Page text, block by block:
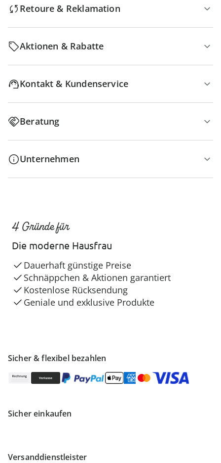
Retoure & Reklamation
Aktionen & Rabatte
Kontakt & Kundenservice
Beratung
Unternehmen
Sicher & flexibel bezahlen
Sicher einkaufen
Versanddienstleister
4 Gründe für
Die moderne Hausfrau
Dauerhaft günstige Preise
Schnäppchen & Aktionen garantiert
Kostenlose Rücksendung
Geniale und exklusive Produkte